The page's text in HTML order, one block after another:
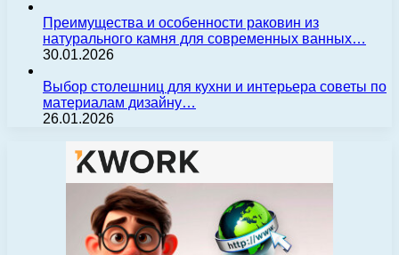
Преимущества и особенности раковин из
натурального камня для современных ванных…
30.01.2026
Выбор столешниц для кухни и интерьера советы по
материалам дизайну…
26.01.2026